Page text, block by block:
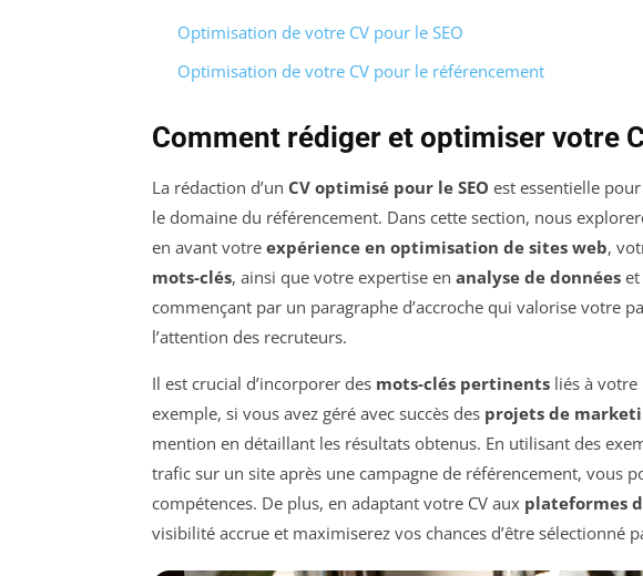
Optimisation de votre CV pour le SEO
Optimisation de votre CV pour le référencement
Comment rédiger et optimiser votre
La rédaction d’un CV optimisé pour le SEO est essentielle
le domaine du référencement. Dans cette section, nous
en avant votre expérience en optimisation de sites web,
mots-clés, ainsi que votre expertise en analyse de données et
commençant par un paragraphe d’accroche qui valorise votre
l’attention des recruteurs.
Il est crucial d’incorporer des mots-clés pertinents liés à votre
exemple, si vous avez géré avec succès des projets de
mention en détaillant les résultats obtenus. En utilisant des
trafic sur un site après une campagne de référencement, vous
compétences. De plus, en adaptant votre CV aux plateformes
visibilité accrue et maximiserez vos chances d’être sélectionné